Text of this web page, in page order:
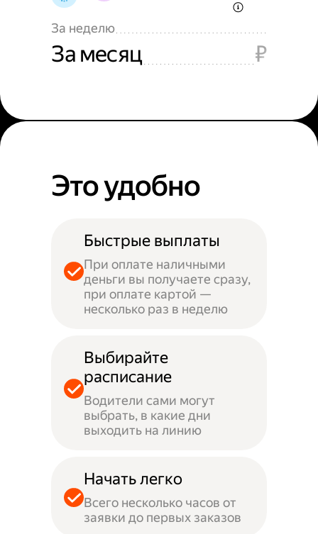
За неделю
За месяц ₽
Это удобно
Быстрые выплаты
При оплате наличными
деньги вы получаете сразу,
при оплате картой —
несколько раз в неделю
Выбирайте
расписание
Водители сами могут
выбрать, в какие дни
выходить на линию
Начать легко
Всего несколько часов от
заявки до первых заказов